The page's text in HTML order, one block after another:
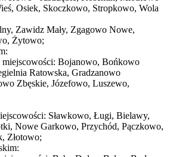
Osiek, Skoczkowo, Stropkowo, Wola
Zawidz Mały, Zgagowo Nowe,
Żytowo;
miejscowości: Bojanowo, Bońkowo
Ratowska, Gradzanowo
Zbęskie, Józefowo, Luszewo,
Sławkowo, Ługi, Bielawy,
Nowe Garkowo, Przychód, Pączkowo,
Złotowo;